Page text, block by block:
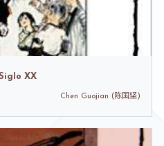
XX
Chen Guojian (陈国坚)